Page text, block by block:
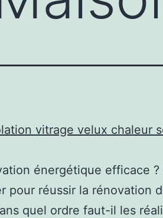
vitrage velux chaleur
énergétique efficace
pour réussir la rénovation
quel ordre faut-il les